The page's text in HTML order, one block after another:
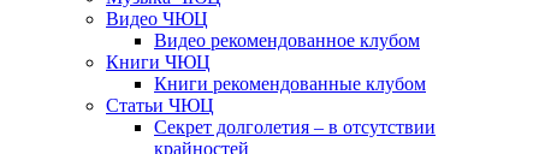
Видео ЧЮЦ
Видео рекомендованное клубом
Книги ЧЮЦ
Книги рекомендованные клубом
Статьи ЧЮЦ
Секрет долголетия – в отсутствии
крайностей